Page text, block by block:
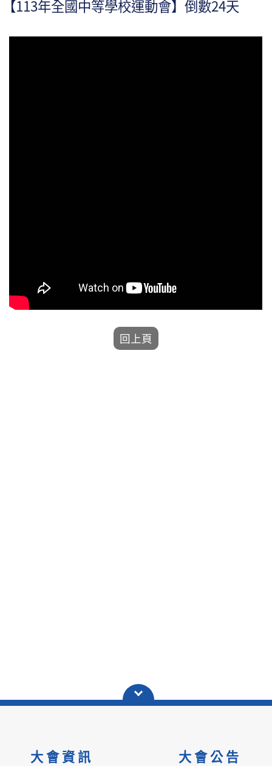
【113年全國中等學校運動會】倒數24天
大會資訊 大會公告